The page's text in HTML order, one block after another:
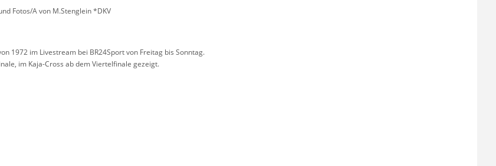
Fotos/A von M.Stenglein *DKV
1972 im Livestream bei BR24Sport von Freitag bis Sonntag.
im Kaja-Cross ab dem Viertelfinale gezeigt.